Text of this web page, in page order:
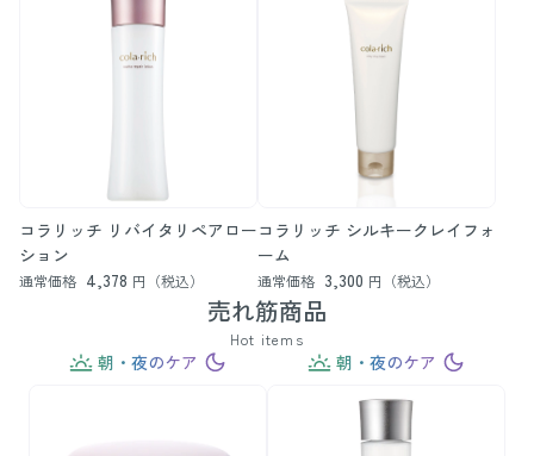
コラリッチ リバイタリペアロー
ション
通常価格 4,378 円（税込）
コラリッチ シルキークレイフォ
ーム
通常価格 3,300 円（税込）
売れ筋商品
Hot items
朝・夜のケア 朝・夜のケア